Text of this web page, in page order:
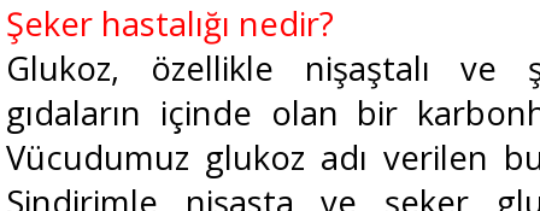
Şeker hastalığı nedir?
Glukoz, özellikle nişaştalı ve
gıdaların içinde olan bir
Vücudumuz glukoz adı verilen
Sindirimle nişasta ve şeker